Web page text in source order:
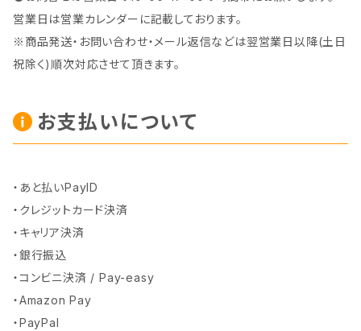
営業日は営業カレンダーに記載しております。
※商品発送・お問い合わせ・メール返信などは翌営業日以降(土日
祝除く)順次対応させて頂きます。
お支払いについて
・あと払いPayID
・クレジットカード決済
・キャリア決済
・銀行振込
・コンビニ決済 / Pay-easy
・Amazon Pay
・PayPal